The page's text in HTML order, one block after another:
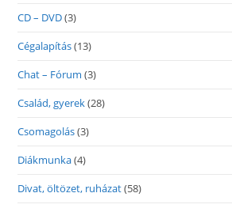
CD – DVD(3)
Cégalapítás(13)
Chat – Fórum (3)
Család, gyerek(28)
Csomagolás(3)
Diákmunka(4)
Divat, öltözet, ruházat(58)